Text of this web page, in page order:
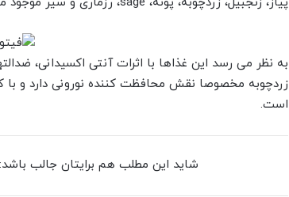
به نظر می رسد این غذاها با اثرات آنتی اکسیدانی،
زردچوبه مخصوصا نقش محافظت کننده نورونی دارد و با
است.
شاید این مطلب هم برایتان جالب باشد: